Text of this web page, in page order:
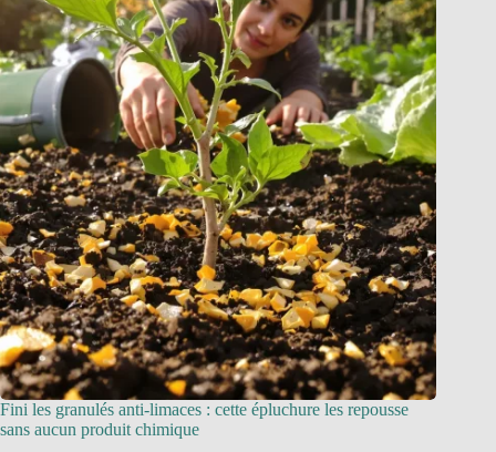
Fini les granulés anti-limaces : cette épluchure les repousse
sans aucun produit chimique